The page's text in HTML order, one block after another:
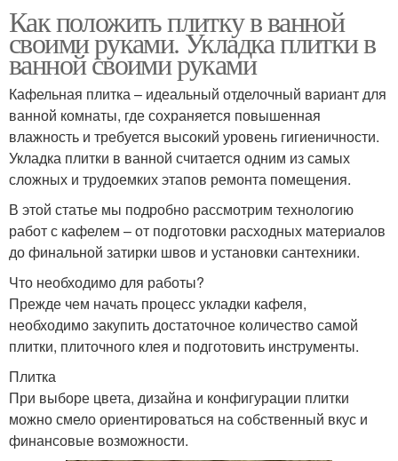
Как положить плитку в ванной
своими руками. Укладка плитки в
ванной своими руками
Кафельная плитка – идеальный отделочный вариант для
ванной комнаты, где сохраняется повышенная
влажность и требуется высокий уровень гигиеничности.
Укладка плитки в ванной считается одним из самых
сложных и трудоемких этапов ремонта помещения.
В этой статье мы подробно рассмотрим технологию
работ с кафелем – от подготовки расходных материалов
до финальной затирки швов и установки сантехники.
Что необходимо для работы?
Прежде чем начать процесс укладки кафеля,
необходимо закупить достаточное количество самой
плитки, плиточного клея и подготовить инструменты.
Плитка
При выборе цвета, дизайна и конфигурации плитки
можно смело ориентироваться на собственный вкус и
финансовые возможности.